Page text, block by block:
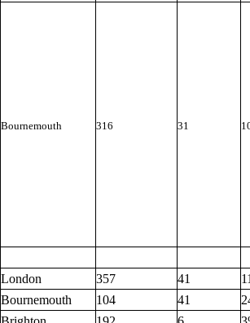
Bournemouth 316 31
London 357 41
Bournemouth
104 41